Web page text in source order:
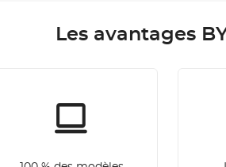
Les avantages